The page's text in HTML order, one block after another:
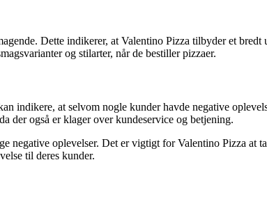
Dette indikerer, at Valentino Pizza tilbyder et
og stilarter, når de bestiller pizzaer.
indikere, at selvom nogle kunder havde negative
der også er klager over kundeservice og betjening.
negative oplevelser. Det er vigtigt for Valentino Pizza at
til deres kunder.